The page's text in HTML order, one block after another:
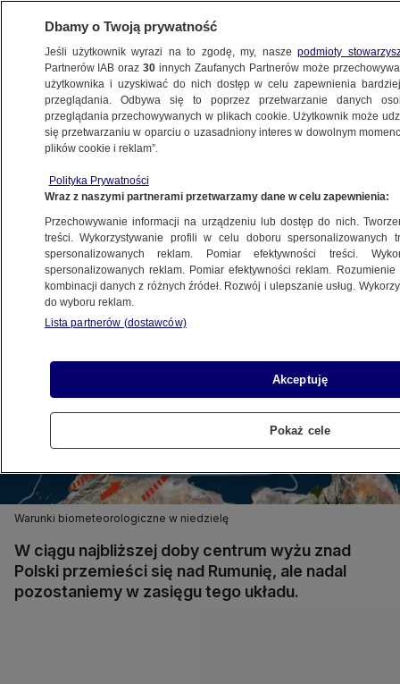
METEO
NAJNOWSZE
27.05.2017, 17:57
Udostępnij
Warunki biometeorologiczne w niedzielę
W ciągu najbliższej doby centrum wyżu znad
Polski przemieści się nad Rumunię, ale nadal
pozostaniemy w zasięgu tego układu.
Dbamy o Twoją prywatność
Jeśli użytkownik wyrazi na to zgodę, my, naszepodmioty
Partnerów IAB oraz30 innych Zaufanych Partnerów może
użytkownika i uzyskiwać do nich dostęp w celu zapewnienia
przeglądania. Odbywa się to poprzez przetwarzanie danych
przeglądania przechowywanych w plikach cookie. Użytkownik może
się przetwarzaniu w oparciu o uzasadniony interes w dowolnym
plików cookie i reklam”.
Polityka Prywatności
Wraz z naszymi partnerami przetwarzamy dane w celu zapewnienia:
Przechowywanie informacji na urządzeniu lub dostęp do nich.
treści. Wykorzystywanie profili w celu doboru spersonalizowanych
spersonalizowanych reklam. Pomiar efektywności treści.
spersonalizowanych reklam. Pomiar efektywności reklam.
kombinacji danych z różnych źródeł. Rozwój i ulepszanie usług.
do wyboru reklam.
Lista partnerów (dostawców)
Akceptuję
Pokaż cele